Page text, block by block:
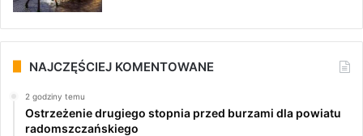
NAJCZĘŚCIEJ KOMENTOWANE
2 godziny temu
Ostrzeżenie drugiego stopnia przed burzami dla powiatu
radomszczańskiego